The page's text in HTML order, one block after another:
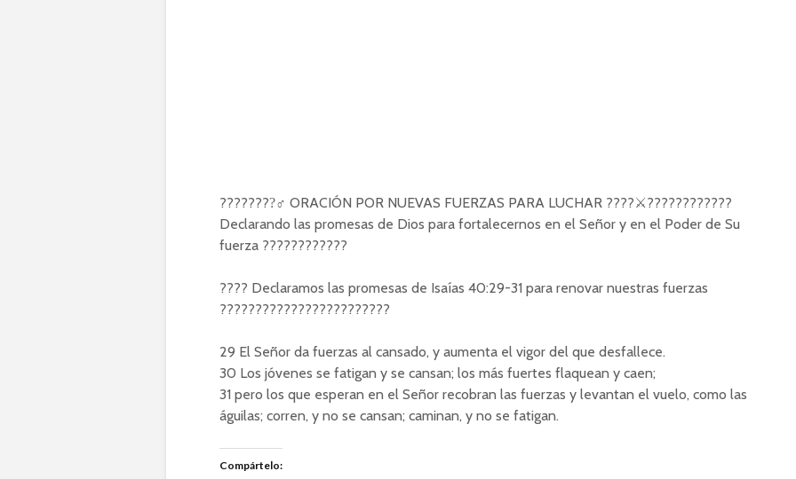
????????‍♂ ORACIÓN POR NUEVAS FUERZAS PARA LUCHAR ????⚔????????????
Declarando las promesas de Dios para fortalecernos en el Señor y en el Poder de Su
fuerza ????????????
???? Declaramos las promesas de Isaías 40:29-31 para renovar nuestras fuerzas
????????????????????????
29 El Señor da fuerzas al cansado, y aumenta el vigor del que desfallece.
30 Los jóvenes se fatigan y se cansan; los más fuertes flaquean y caen;
31 pero los que esperan en el Señor recobran las fuerzas y levantan el vuelo, como las
águilas; corren, y no se cansan; caminan, y no se fatigan.
Compártelo: